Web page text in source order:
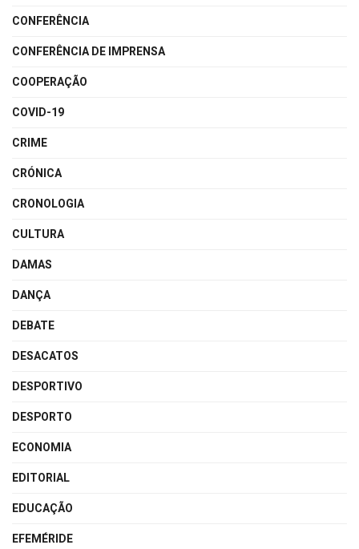
CONFERÊNCIA
CONFERÊNCIA DE IMPRENSA
COOPERAÇÃO
COVID-19
CRIME
CRÓNICA
CRONOLOGIA
CULTURA
DAMAS
DANÇA
DEBATE
DESACATOS
DESPORTIVO
DESPORTO
ECONOMIA
EDITORIAL
EDUCAÇÃO
EFEMÉRIDE